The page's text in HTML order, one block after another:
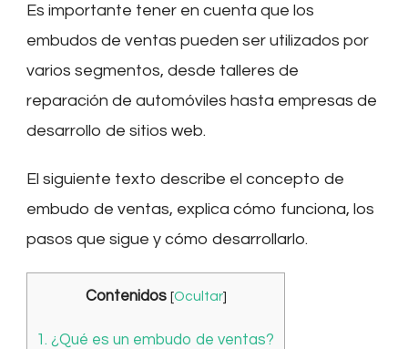
Es importante tener en cuenta que los
embudos de ventas pueden ser utilizados por
varios segmentos, desde talleres de
reparación de automóviles hasta empresas de
desarrollo de sitios web.
El siguiente texto describe el concepto de
embudo de ventas, explica cómo funciona, los
pasos que sigue y cómo desarrollarlo.
Contenidos [Ocultar]
1. ¿Qué es un embudo de ventas?